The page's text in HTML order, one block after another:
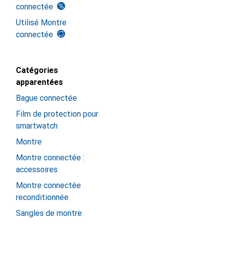
connectée
Utilisé Montre
connectée
Catégories
apparentées
Bague connectée
Film de protection pour
smartwatch
Montre
Montre connectée :
accessoires
Montre connectée
reconditionnée
Sangles de montre